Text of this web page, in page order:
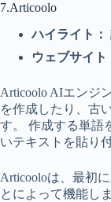
7.Articoolo
ハイライト：
ウェブサイト
Articoolo AIエンジ
を作成したり、古
す。 作成する単語
いテキストを貼り
Articooloは、最初
とによって機能し